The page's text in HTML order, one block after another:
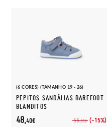
(6 CORES) (TAMANHO 19 - 26)
PEPITOS SANDÁLIAS BAREFOOT
BLANDITOS
56,95€ (-15%)
48,40€